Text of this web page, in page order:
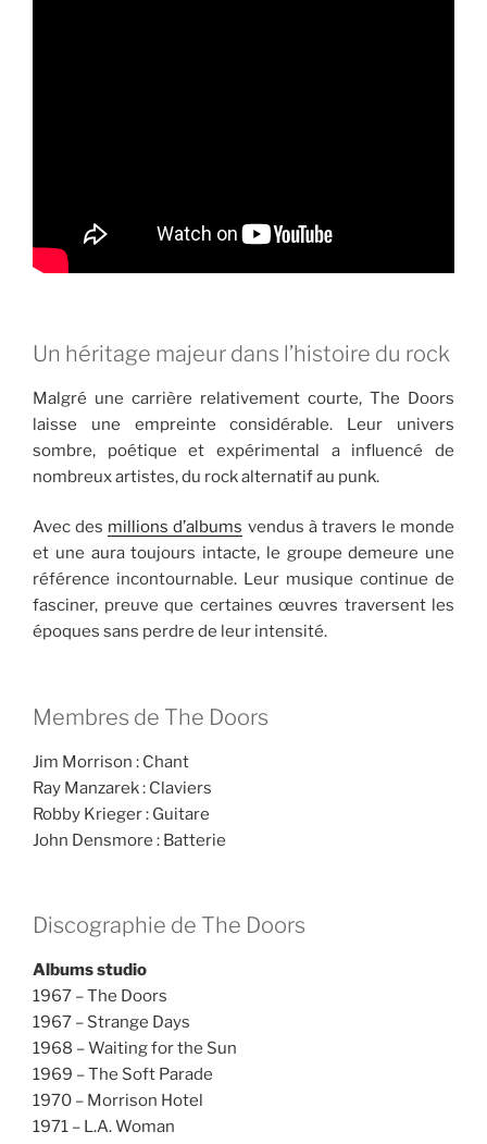
Un héritage majeur dans l’histoire du rock
Malgré une carrière relativement courte, The Doors
laisse une empreinte considérable. Leur univers
sombre, poétique et expérimental a influencé de
nombreux artistes, du rock alternatif au punk.
Avec des millions d’albums vendus à travers le monde
et une aura toujours intacte, le groupe demeure une
référence incontournable. Leur musique continue de
fasciner, preuve que certaines œuvres traversent les
époques sans perdre de leur intensité.
Membres de The Doors
Jim Morrison : Chant
Ray Manzarek : Claviers
Robby Krieger : Guitare
John Densmore : Batterie
Discographie de The Doors
Albums studio
1967 – The Doors
1967 – Strange Days
1968 – Waiting for the Sun
1969 – The Soft Parade
1970 – Morrison Hotel
1971 – L.A. Woman